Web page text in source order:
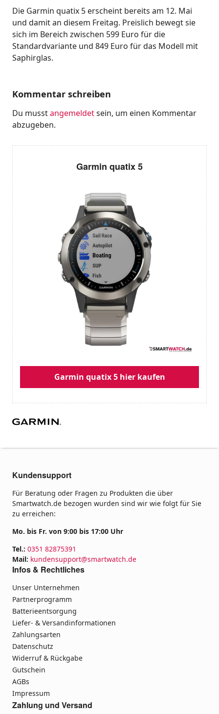
Die Garmin quatix 5 erscheint bereits am 12. Mai
und damit an diesem Freitag. Preislich bewegt sie
sich im Bereich zwischen 599 Euro für die
Standardvariante und 849 Euro für das Modell mit
Saphirglas.
Kommentar schreiben
Du musstangemeldetsein, um einen Kommentar
abzugeben.
Garmin quatix 5
Garmin quatix 5 hier kaufen
Kundensupport
Für Beratung oder Fragen zu Produkten die über
Smartwatch.de bezogen wurden sind wir wie folgt für Sie
zu erreichen:
Mo. bis Fr. von 9:00 bis 17:00 Uhr
Tel.: 0351 82875391
Mail: kundensupport@smartwatch.de
Infos & Rechtliches
Unser Unternehmen
Partnerprogramm
Batterieentsorgung
Liefer- & Versandinformationen
Zahlungsarten
Datenschutz
Widerruf & Rückgabe
Gutschein
AGBs
Impressum
Zahlung und Versand